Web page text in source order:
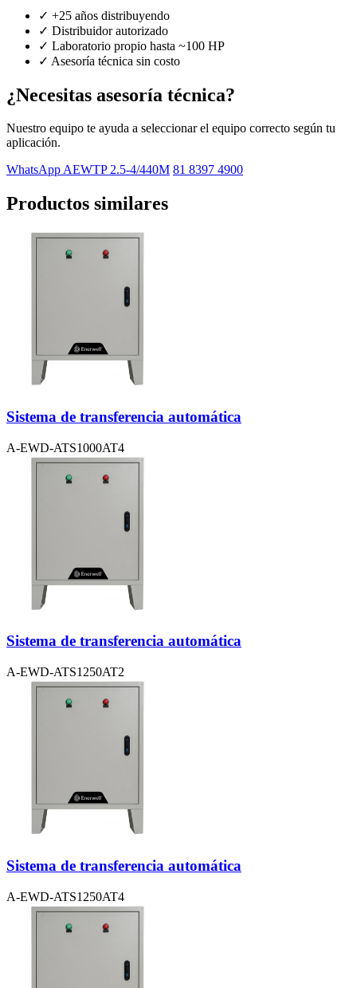
✓ +25 años distribuyendo
✓ Distribuidor autorizado
✓ Laboratorio propio hasta ~100 HP
✓ Asesoría técnica sin costo
¿Necesitas asesoría técnica?
Nuestro equipo te ayuda a seleccionar el equipo correcto según tu
aplicación.
WhatsApp AEWTP 2.5-4/440M 81 8397 4900
Productos similares
Sistema de transferencia automática
A-EWD-ATS1000AT4
Sistema de transferencia automática
A-EWD-ATS1250AT2
Sistema de transferencia automática
A-EWD-ATS1250AT4